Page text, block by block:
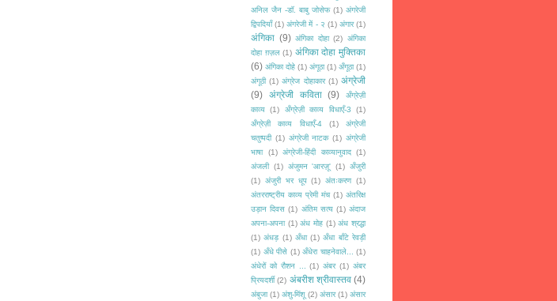
अनिल जैन -डॉ. बाबु जोसेफ (1) अंगरेजी
द्विपदियाँ (1) अंगरेजी में - २ (1) अंगार (1)
अंगिका (9) अंगिका दोहा (2) अंगिका
दोहा ग़ज़ल (1) अंगिका दोहा मुक्तिका
(6) अंगिका दोहे (1) अंगूठा (1) अँगूठा (1)
अंगूठी (1) अंग्रेज दोहाकार (1) अंग्रेजी
(9)
अंग्रेजी कविता (9)
अँग्रेज़ी
काव्य (1) अँग्रेज़ी काव्य विधाएँ-3
(1)
अँग्रेज़ी काव्य विधाएँ-4
(1)
अंग्रेजी
चतुष्पदी (1) अंग्रेजी नाटक (1) अंग्रेजी
भाषा
(1) अंग्रेजी-हिंदी काव्यानुवाद (1)
अंजली (1) अंजुमन 'आरज़ू' (1) अँजुरी
(1) अंजुरी भर धूप (1) अंतःकरण (1)
अंतरराष्ट्रीय काव्य प्रेमी मंच (1) अंतरिक्ष
उड़ान दिवस (1) अंतिम सत्य (1) अंदाज
अपना-अपना (1) अंध मोह (1) अंध श्रद्धा
(1) अंधड़ (1) अँधा (1) अँधा बाँटे रेवड़ी
(1) अँधे पीसे (1) अँधेरा चाहनेवाले...
(1)
अंधेरों को रौशन ...
(1) अंबर (1) अंबर
प्रियदर्शी (2) अंबरीश श्रीवास्तव (4)
अंबुजा (1) अंशु-मिंशू (2) अंसार (1) अंसार